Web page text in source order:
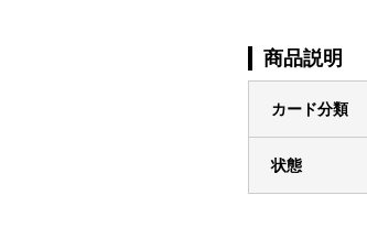
商品説明
カード分類
状態